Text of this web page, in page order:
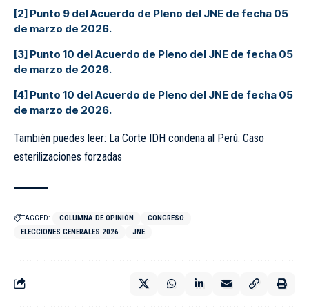
[2] Punto 9 del Acuerdo de Pleno del JNE de fecha 05
de marzo de 2026.
[3] Punto 10 del Acuerdo de Pleno del JNE de fecha 05
de marzo de 2026.
[4] Punto 10 del Acuerdo de Pleno del JNE de fecha 05
de marzo de 2026.
También puedes leer: La Corte IDH condena al Perú: Caso
esterilizaciones forzadas
TAGGED: COLUMNA DE OPINIÓN
CONGRESO
ELECCIONES GENERALES 2026
JNE